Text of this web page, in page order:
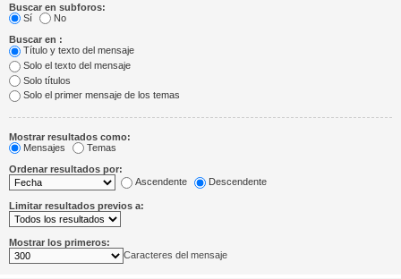
Buscar en subforos:
Sí
No
Buscar en :
Título y texto del mensaje
Solo el texto del mensaje
Solo títulos
Solo el primer mensaje de los temas
Mostrar resultados como:
Mensajes
Temas
Ordenar resultados por:
Ascendente
Descendente
Limitar resultados previos a:
Mostrar los primeros:
Caracteres del mensaje